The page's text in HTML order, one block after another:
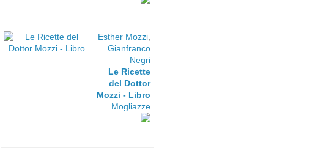
Esther Mozzi
Gianfranco
Negri
Le Ricette
del Dottor
Mozzi - Libro
Mogliazze